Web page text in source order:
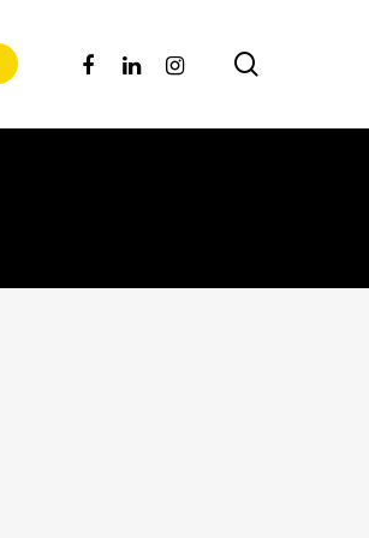
FACEBOOKLINKEDININSTAGRAM